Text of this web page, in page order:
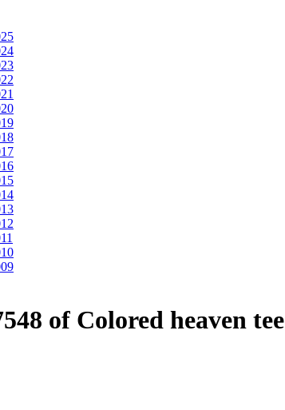
of Colored heaven tee